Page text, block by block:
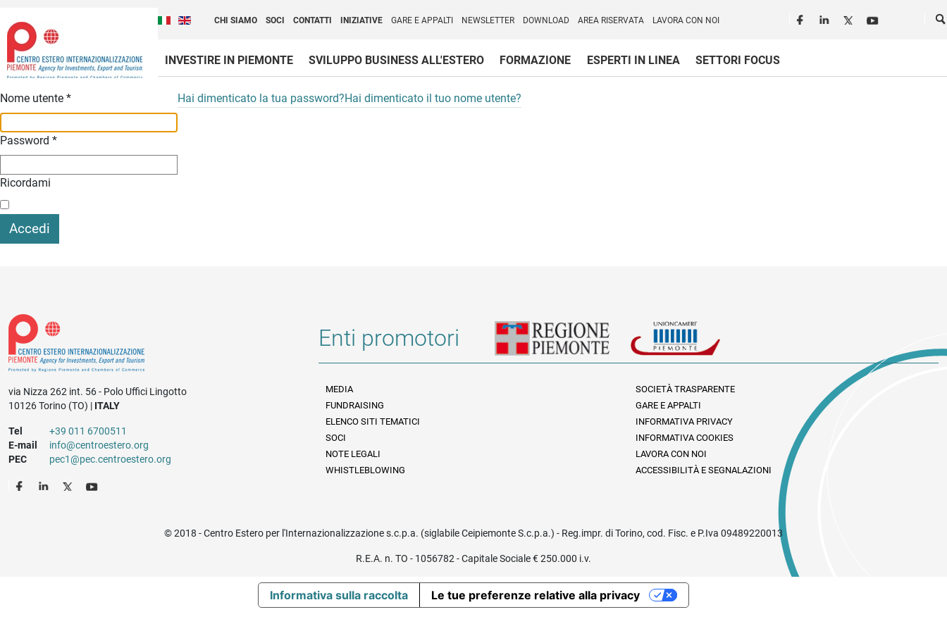
Italiano (Italia)
English (United Kingdom)
CHI SIAMO SOCI CONTATTI INIZIATIVE GARE E APPALTI NEWSLETTER DOWNLOAD AREA RISERVATA LAVORA CON NOI Seguici in rete
INVESTIRE IN PIEMONTE SVILUPPO BUSINESS ALL'ESTERO FORMAZIONE ESPERTI IN LINEA
SETTORI FOCUS
Nome utente *
Password *
Ricordami
Accedi
Hai dimenticato la tua password?Hai dimenticato il tuo nome utente?
via Nizza 262 int. 56 - Polo Uffici Lingotto
10126 Torino (TO) | ITALY
Tel
+39 011 6700511
E-mail
info@centroestero.org
PEC
pec1@pec.centroestero.org
Enti promotori
Informazioni legali e trasparenza
MEDIA
SOCIETÀ TRASPARENTE
FUNDRAISING
GARE E APPALTI
ELENCO SITI TEMATICI
INFORMATIVA PRIVACY
SOCI
INFORMATIVA COOKIES
NOTE LEGALI
LAVORA CON NOI
WHISTLEBLOWING
ACCESSIBILITÀ E SEGNALAZIONI
© 2018 - Centro Estero per l'Internazionalizzazione s.c.p.a. (siglabile Ceipiemonte S.c.p.a.) - Reg.impr. di Torino, cod. Fisc. e P.Iva 09489220013
R.E.A. n. TO - 1056782 - Capitale Sociale € 250.000 i.v.
Informativa sulla raccolta Le tue preferenze relative alla privacy